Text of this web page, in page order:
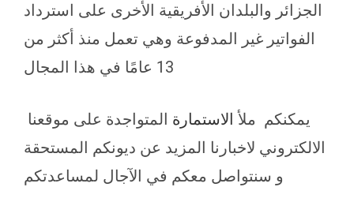
الجزائر والبلدان الأفريقية الأخرى على استرداد
الفواتير غير المدفوعة وهي تعمل منذ أكثر من
13 عامًا في هذا المجال
يمكنكم ملأ الاستمارة المتواجدة على موقعنا
الالكتروني لاخبارنا المزيد عن ديونكم المستحقة
و سنتواصل معكم في الآجال لمساعدتكم